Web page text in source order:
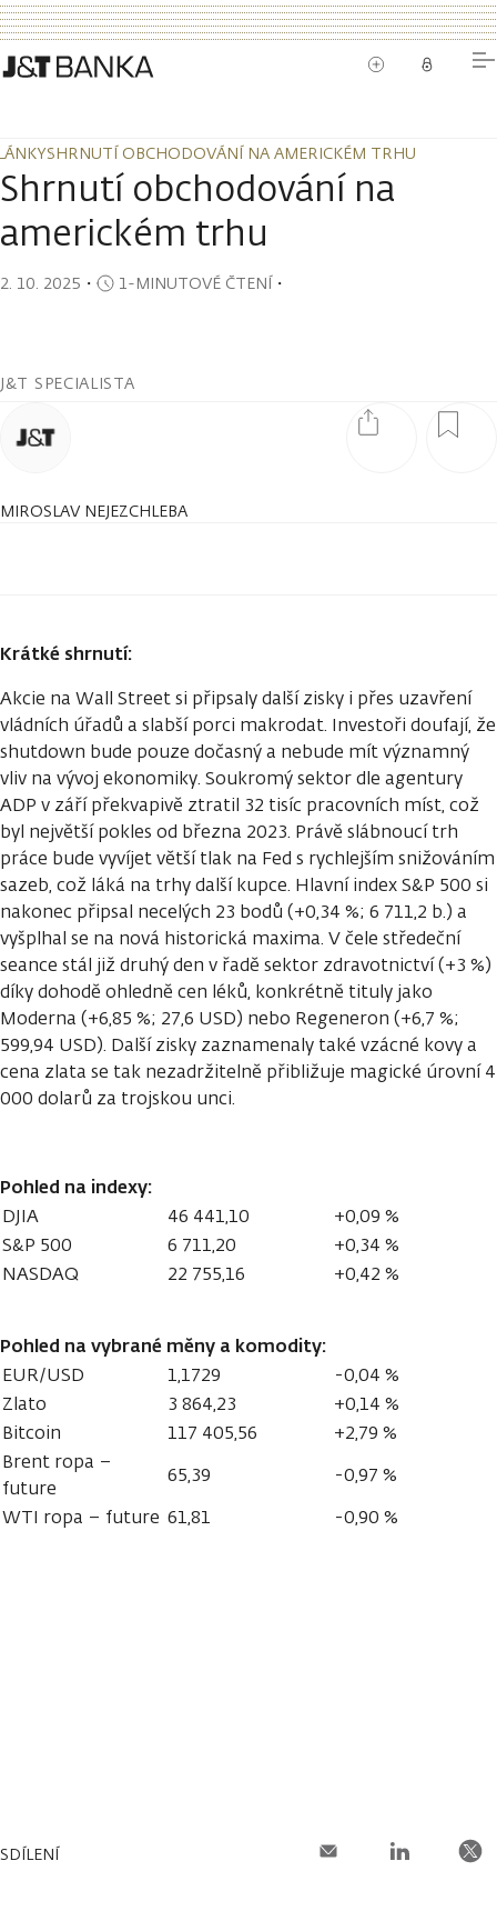
SHRNUTÍ OBCHODOVÁNÍ NA AMERICKÉM TRHU
SHRNUTÍ OBCHODOVÁNÍ NA AMERICKÉM TRHU
Shrnutí obchodování na
americkém trhu
2. 10. 2025 ・ 1-MINUTOVÉ ČTENÍ・
J&T SPECIALISTA
MIROSLAV NEJEZCHLEBA
Krátké shrnutí:
Akcie na Wall Street si připsaly další zisky i přes uzavření
vládních úřadů a slabší porci makrodat. Investoři doufají, že
shutdown bude pouze dočasný a nebude mít významný
vliv na vývoj ekonomiky. Soukromý sektor dle agentury
ADP v září překvapivě ztratil 32 tisíc pracovních míst, což
byl největší pokles od března 2023. Právě slábnoucí trh
práce bude vyvíjet větší tlak na Fed s rychlejším snižováním
sazeb, což láká na trhy další kupce. Hlavní index S&P 500 si
nakonec připsal necelých 23 bodů (+0,34 %; 6 711,2 b.) a
vyšplhal se na nová historická maxima. V čele středeční
seance stál již druhý den v řadě sektor zdravotnictví (+3 %)
díky dohodě ohledně cen léků, konkrétně tituly jako
Moderna (+6,85 %; 27,6 USD) nebo Regeneron (+6,7 %;
599,94 USD). Další zisky zaznamenaly také vzácné kovy a
cena zlata se tak nezadržitelně přibližuje magické úrovní 4
000 dolarů za trojskou unci.
Pohled na indexy:
DJIA 46 441,10
+0,09 %
S&P 500
6 711,20
+0,34 %
NASDAQ
22 755,16 +0,42 %
Pohled na vybrané měny a komodity:
EUR/USD 1,1729
-0,04 %
Zlato
3 864,23
+0,14 %
Bitcoin
117 405,56
+2,79 %
Brent ropa –
future
65,39
-0,97 %
WTI ropa – future 61,81 -0,90 %
SDÍLENÍ